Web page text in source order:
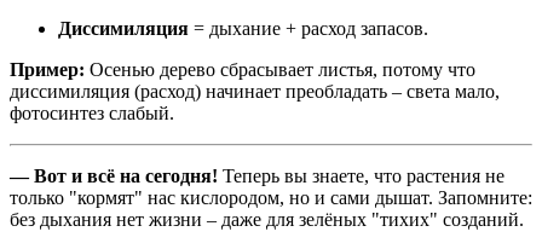
Диссимиляция = дыхание + расход запасов.
Пример: Осенью дерево сбрасывает листья, потому что
диссимиляция (расход) начинает преобладать – света мало,
фотосинтез слабый.
— Вот и всё на сегодня! Теперь вы знаете, что растения не
только "кормят" нас кислородом, но и сами дышат. Запомните:
без дыхания нет жизни – даже для зелёных "тихих" созданий.